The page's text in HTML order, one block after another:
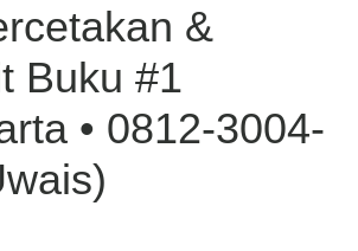
&
Buku #1
• 0812-3004-